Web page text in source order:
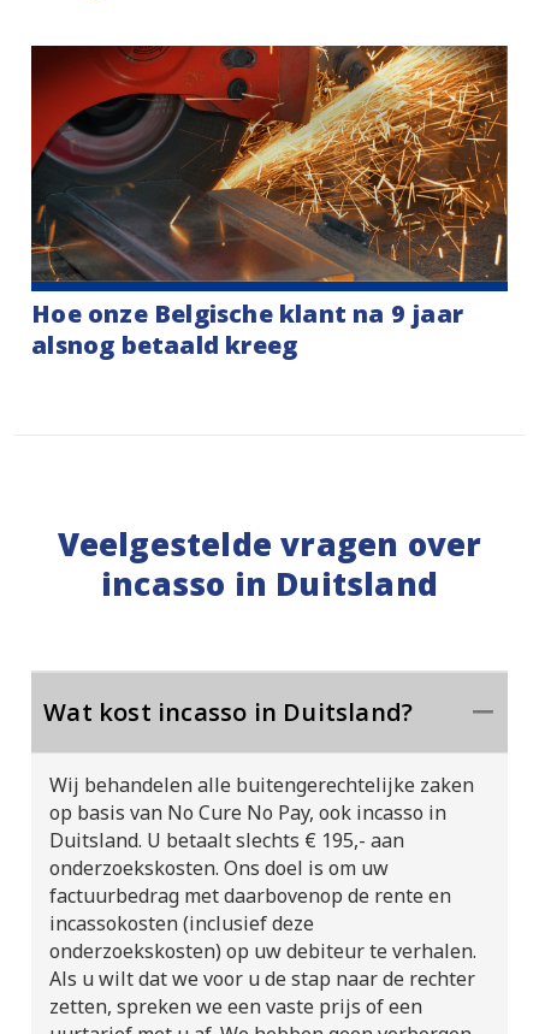
Hoe onze Belgische klant na 9 jaar
alsnog betaald kreeg
Veelgestelde vragen over
incasso in Duitsland
Wat kost incasso in Duitsland?
Wij behandelen alle buitengerechtelijke zaken
op basis van No Cure No Pay, ook incasso in
Duitsland. U betaalt slechts € 195,- aan
onderzoekskosten. Ons doel is om uw
factuurbedrag met daarbovenop de rente en
incassokosten (inclusief deze
onderzoekskosten) op uw debiteur te verhalen.
Als u wilt dat we voor u de stap naar de rechter
zetten, spreken we een vaste prijs of een